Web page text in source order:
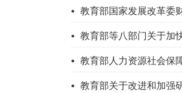
教育部国家发展改革委
教育部等八部门关于加
教育部人力资源社会保
教育部关于改进和加强